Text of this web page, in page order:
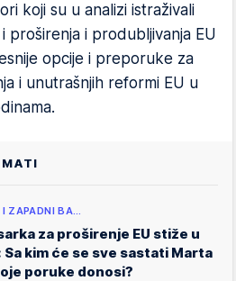
koji su u analizi istraživali
proširenja i produbljivanja EU
opcije i preporuke za
i unutrašnjih reformi EU u
I ZAPADNI BA…
za proširenje EU stiže u
Sa kim će se sve sastati Marta
poruke donosi?